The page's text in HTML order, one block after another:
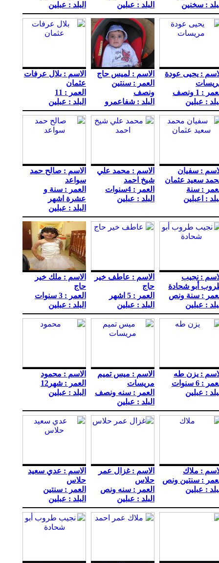
: سخنين
البلد : عبلين
البلد : عبلين
: يحيى عودة
: 1 ونصف
: عبلين
الاسم : لميس حاج
العمر : سنتين
ونصف
البلد : شفاعمرو
الاسم : بلال عرفات
عثمان
العمر : 11
البلد : عبلين
: سفيان
سعيد عثمان
: سنة
: اعبلين
الاسم : محمد علي
شيخ احمد
العمر : 4سنوات
البلد : عبلين
الاسم : صالح حمد
سواعد
العمر : سنة و
عشرة اشهر
البلد : عبلين
: نجيب
أبو شحادة
: سنة ونص
: عبلين
الاسم : عاطف خير
حاج
العمر : 5 اشهر
البلد : عبلين
الاسم : ملك خير
حاج
العمر : 3 سنوات
البلد : عبلين
: يزن طه
: 6 سنوات
: عبلين
الاسم : ميس تميم
مريسات
العمر : سنه ونصف
البلد : عبلين
الاسم : محمود
العمر : شهر12
البلد : عبلين
: ملاك
: سنتين ونص
: عبلين
الاسم : غزال عمر
حلاس
العمر : سنه ونص
البلد : عبلين
الاسم : عدي سعيد
حلاس
العمر : سنتين
البلد : عبلين